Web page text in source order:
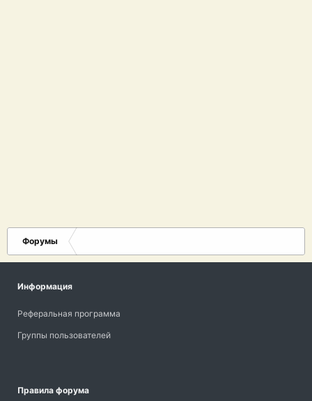
Форумы
Информация
Реферальная программа
Группы пользователей
Правила форума